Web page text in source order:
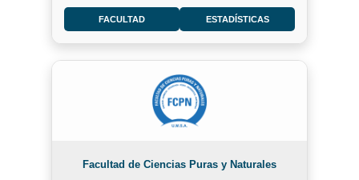
FACULTAD ESTADÍSTICAS
Facultad de Ciencias Puras y Naturales